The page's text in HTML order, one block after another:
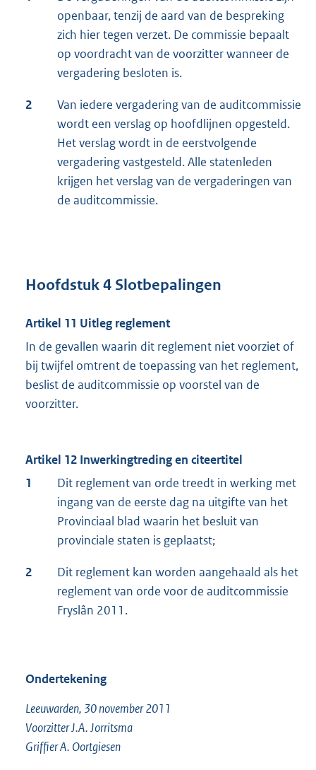
openbaar, tenzij de aard van de bespreking
zich hier tegen verzet. De commissie bepaalt
op voordracht van de voorzitter wanneer de
vergadering besloten is.
2
Van iedere vergadering van de auditcommissie
wordt een verslag op hoofdlijnen opgesteld.
Het verslag wordt in de eerstvolgende
vergadering vastgesteld. Alle statenleden
krijgen het verslag van de vergaderingen van
de auditcommissie.
Hoofdstuk 4 Slotbepalingen
Artikel 11 Uitleg reglement
In de gevallen waarin dit reglement niet voorziet of
bij twijfel omtrent de toepassing van het reglement,
beslist de auditcommissie op voorstel van de
voorzitter.
Artikel 12 Inwerkingtreding en citeertitel
1
Dit reglement van orde treedt in werking met
ingang van de eerste dag na uitgifte van het
Provinciaal blad waarin het besluit van
provinciale staten is geplaatst;
2
Dit reglement kan worden aangehaald als het
reglement van orde voor de auditcommissie
Fryslân 2011.
Ondertekening
Leeuwarden, 30 november 2011
Voorzitter J.A. Jorritsma
Griffier A. Oortgiesen